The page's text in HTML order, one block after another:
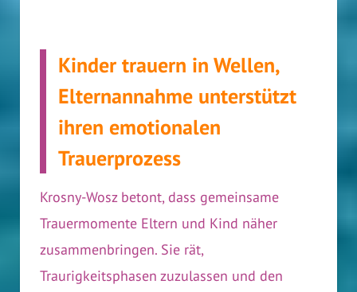
Kinder trauern in Wellen,
Elternannahme unterstützt
ihren emotionalen
Trauerprozess
Krosny-Wosz betont, dass gemeinsame
Trauermomente Eltern und Kind näher
zusammenbringen. Sie rät,
Traurigkeitsphasen zuzulassen und den